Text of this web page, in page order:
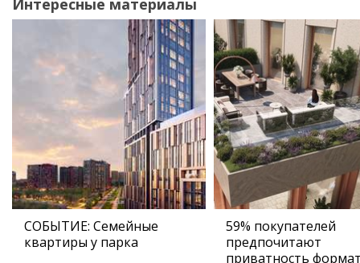
Интересные материалы
СОБЫТИЕ: Семейные
квартиры у парка
59% покупателей
предпочитают
приватность